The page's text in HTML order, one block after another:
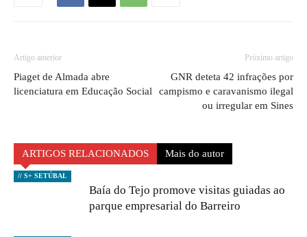
Artigo anterior
Piaget de Almada abre
licenciatura em Educação Social
Próximo artigo
GNR deteta 42 infrações por
campismo e caravanismo ilegal
ou irregular em Sines
ARTIGOS RELACIONADOS Mais do autor
// S+ SETÚBAL
Baía do Tejo promove visitas guiadas ao
parque empresarial do Barreiro